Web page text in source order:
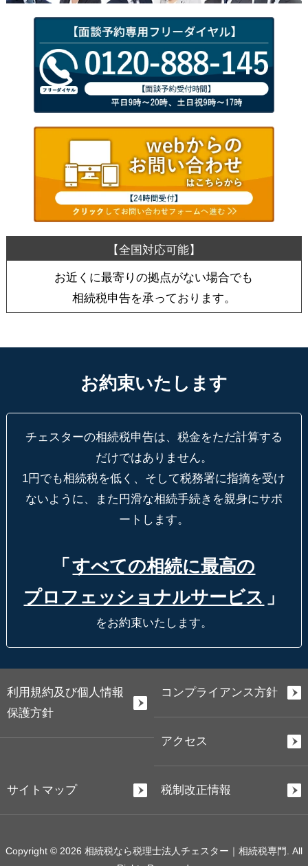
お近くに最寄りの拠点がない場合でも
相続税申告を承っております。
お約束いたします
チェスターの相続税申告は、税金をただ計算する
だけではありません。
1円でも相続税を低く、そして税務署に指摘を受け
ないように、
また円滑な相続手続きを親身にサポ
ートします。
「 すべての相続に最高の
プロフェッショナルサービス 」
をお約束いたします。
利用規約及び個人情報
保護方針
コンプライアンス方針
アクセス
サイトマップ 税制改正情報
Copyright © 2026 相続税なら税理士法人チェスター｜相続税専門. All